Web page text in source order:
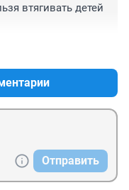
втягивать детей
Отправить